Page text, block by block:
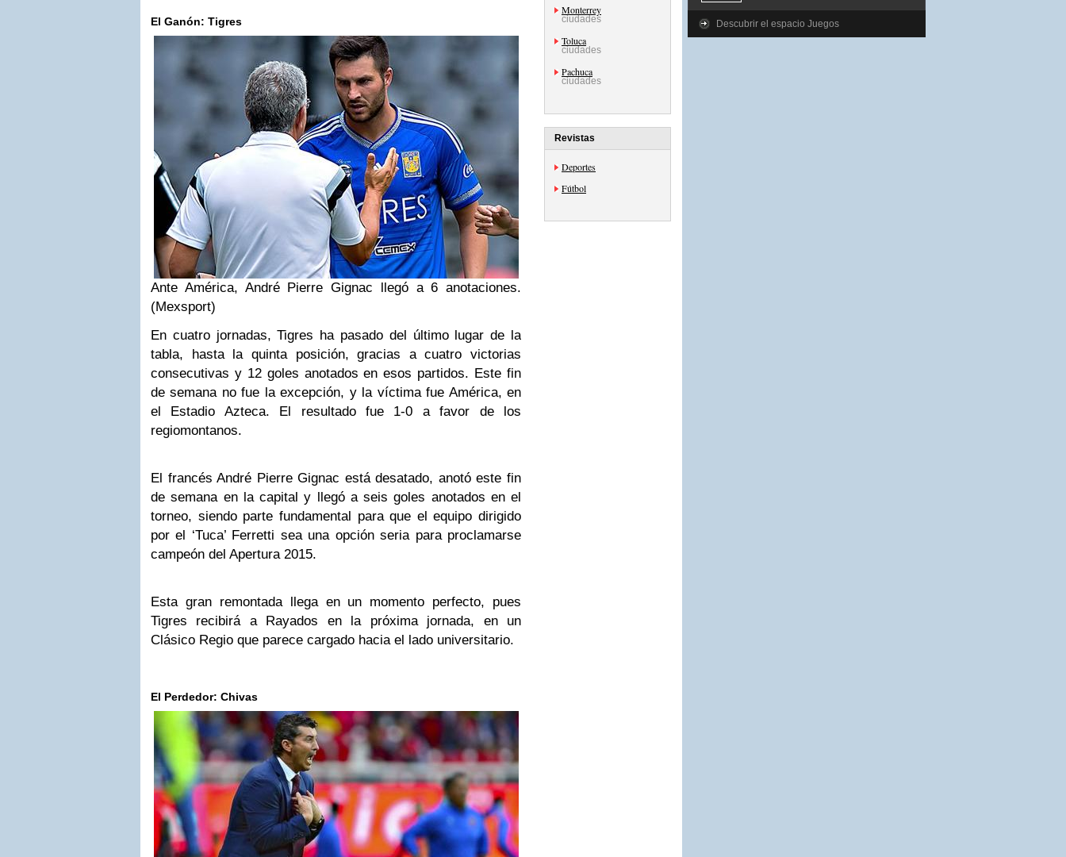
El Ganón: Tigres
Ante América, André Pierre Gignac llegó a 6 anotaciones.
(Mexsport)
En cuatro jornadas, Tigres ha pasado del último lugar de la
tabla, hasta la quinta posición, gracias a cuatro victorias
consecutivas y 12 goles anotados en esos partidos. Este fin
de semana no fue la excepción, y la víctima fue América, en
el Estadio Azteca. El resultado fue 1-0 a favor de los
regiomontanos.
El francés André Pierre Gignac está desatado, anotó este fin
de semana en la capital y llegó a seis goles anotados en el
torneo, siendo parte fundamental para que el equipo dirigido
por el ‘Tuca’ Ferretti sea una opción seria para proclamarse
campeón del Apertura 2015.
Esta gran remontada llega en un momento perfecto, pues
Tigres recibirá a Rayados en la próxima jornada, en un
Clásico Regio que parece cargado hacia el lado universitario.
El Perdedor: Chivas
Monterrey
ciudades
Toluca
ciudades
Pachuca
ciudades
Revistas
Deportes
Fútbol
Descubrir el espacio Juegos